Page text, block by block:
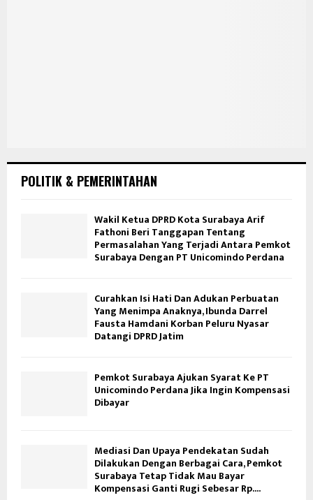
POLITIK & PEMERINTAHAN
Wakil Ketua DPRD Kota Surabaya Arif
Fathoni Beri Tanggapan Tentang
Permasalahan Yang Terjadi Antara Pemkot
Surabaya Dengan PT Unicomindo Perdana
Curahkan Isi Hati Dan Adukan Perbuatan
Yang Menimpa Anaknya, Ibunda Darrel
Fausta Hamdani Korban Peluru Nyasar
Datangi DPRD Jatim
Pemkot Surabaya Ajukan Syarat Ke PT
Unicomindo Perdana Jika Ingin Kompensasi
Dibayar
Mediasi Dan Upaya Pendekatan Sudah
Dilakukan Dengan Berbagai Cara, Pemkot
Surabaya Tetap Tidak Mau Bayar
Kompensasi Ganti Rugi Sebesar Rp....